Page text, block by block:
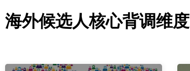
海外候选人核心背调维度